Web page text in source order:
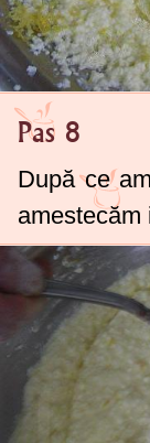
Pas 8
După ce
amestecăm